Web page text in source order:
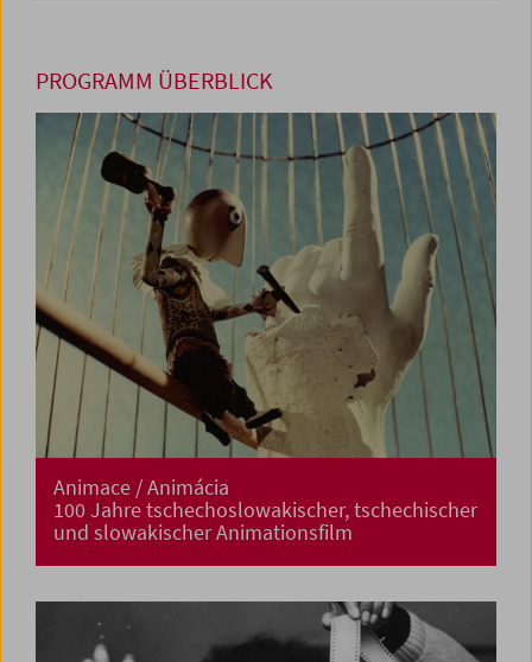
PROGRAMM ÜBERBLICK
Animace / Animácia
100 Jahre tschechoslowakischer, tschechischer
und slowakischer Animationsfilm